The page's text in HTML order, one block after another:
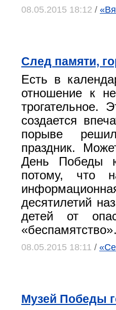
08.05.2015 18:12 /
След памяти,
Есть в
отношение к
трогательное.
создается
порыве
праздник.
День Победы
потому, что
десятилетий
детей от
08.05.2015 18:11 /
Музей Победы